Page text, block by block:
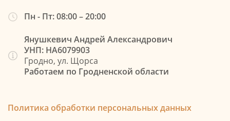
Пн - Пт: 08:00 – 20:00
Янушкевич Андрей Александрович
УНП: НА6079903
Гродно, ул. Щорса
Работаем по Гродненской области
Политика обработки персональных данных